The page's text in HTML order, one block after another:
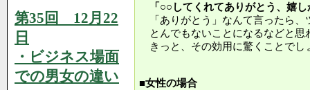
第35回 12月22
日
・ビジネス場面
での男女の違い
「○○してくれてありがとう、嬉し
「ありがとう」なんて言ったら、
とんでもないことになるなどと思
きっと、その効用に驚くことでし
■女性の場合